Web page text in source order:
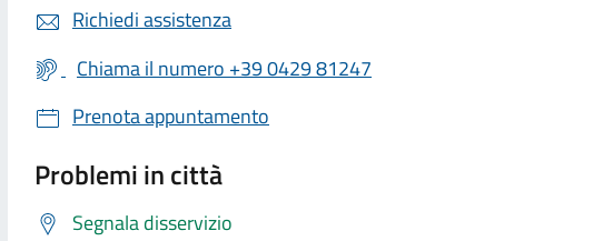
Richiedi assistenza
Chiama il numero +39 0429 81247
Prenota appuntamento
Problemi in città
Segnala disservizio